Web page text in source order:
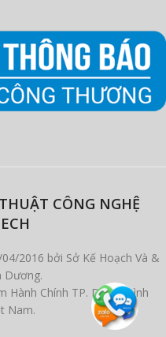
CÔNG NGHỆ
2016 bởi Sở Kế Hoạch Và &
Dương.
Hành Chính TP. Dĩ An, Bình
Nam.